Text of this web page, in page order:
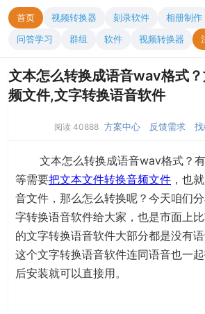
首页 视频转换器 刻录软件 相册制作
问答学习
群组 软件 视频转换器
文本怎么转换成语音wav格式
频文件,文字转换语音软件
阅读 40888 方案中心 反馈需求
文本怎么转换成语音wav格式？有
等需要把文本文件转换音频文件 ，也
音文件，那么怎么转换呢？今天咱们
字转换语音软件给大家，也是市面上
的文字转换语音软件大部分都是没有
这个文字转换语音软件连同语音也一
后安装就可以直接用。